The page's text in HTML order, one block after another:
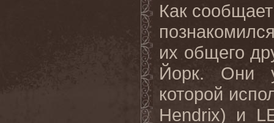
Как
их общего
Йорк. Они
которой
Hendrix) и